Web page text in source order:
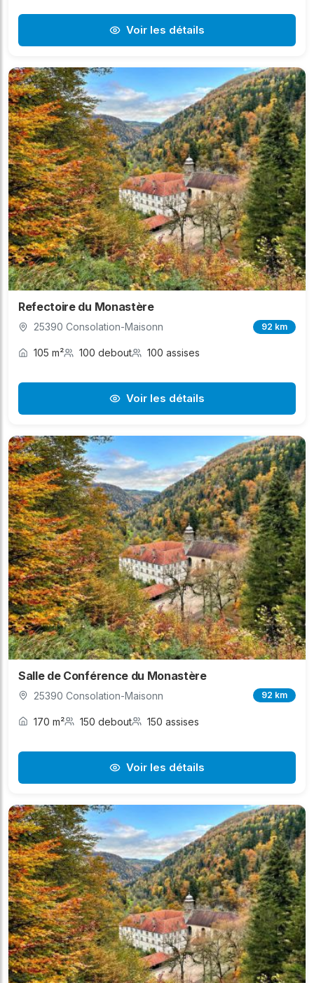
Voir les détails
Refectoire du Monastère
25390 Consolation-Maisonn 92 km
105 m² 100 debout 100 assises
Voir les détails
Salle de Conférence du Monastère
25390 Consolation-Maisonn 92 km
170 m² 150 debout 150 assises
Voir les détails